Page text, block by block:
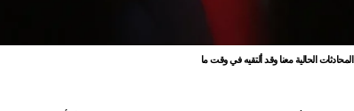
الحالية معنا وقد ألتقيه في وقت ما